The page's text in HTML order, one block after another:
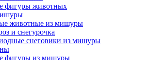
фигуры животных
животные из мишуры
и снегурочка
снеговики из мишуры
фигуры из мишуры